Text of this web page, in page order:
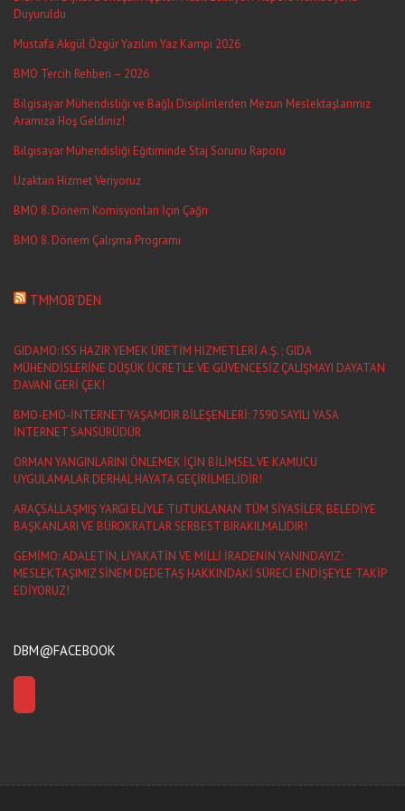
Duyuruldu
Mustafa Akgül Özgür Yazılım Yaz Kampı 2026
BMO Tercih Rehberi – 2026
Bilgisayar Mühendisliği ve Bağlı Disiplinlerden Mezun Meslektaşlarımız
Aramıza Hoş Geldiniz!
Bilgisayar Mühendisliği Eğitiminde Staj Sorunu Raporu
Uzaktan Hizmet Veriyoruz
BMO 8. Dönem Komisyonları İçin Çağrı
BMO 8. Dönem Çalışma Programı
TMMOB’DEN
GIDAMO: ISS HAZIR YEMEK ÜRETİM HİZMETLERİ A.Ş. ; GIDA
MÜHENDİSLERİNE DÜŞÜK ÜCRETLE VE GÜVENCESİZ ÇALIŞMAYI DAYATAN
DAVANI GERİ ÇEK!
BMO-EMO-İNTERNET YAŞAMDIR BİLEŞENLERİ: 7590 SAYILI YASA
İNTERNET SANSÜRÜDÜR
ORMAN YANGINLARINI ÖNLEMEK İÇİN BİLİMSEL VE KAMUCU
UYGULAMALAR DERHAL HAYATA GEÇİRİLMELİDİR!
ARAÇSALLAŞMIŞ YARGI ELİYLE TUTUKLANAN TÜM SİYASİLER, BELEDİYE
BAŞKANLARI VE BÜROKRATLAR SERBEST BIRAKILMALIDIR!
GEMİMO: ADALETİN, LİYAKATİN VE MİLLİ İRADENİN YANINDAYIZ:
MESLEKTAŞIMIZ SİNEM DEDETAŞ HAKKINDAKİ SÜRECİ ENDİŞEYLE TAKİP
EDİYORUZ!
DBM@FACEBOOK